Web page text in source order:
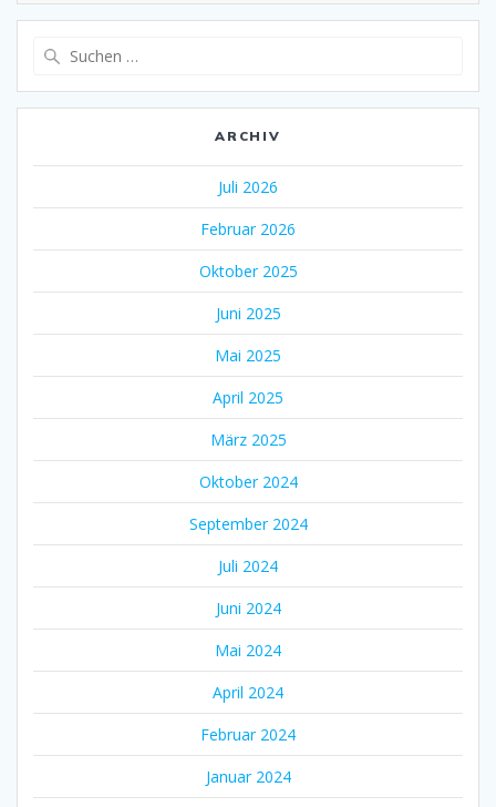
ARCHIV
Juli 2026
Februar 2026
Oktober 2025
Juni 2025
Mai 2025
April 2025
März 2025
Oktober 2024
September 2024
Juli 2024
Juni 2024
Mai 2024
April 2024
Februar 2024
Januar 2024